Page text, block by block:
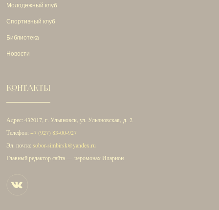
Молодежный клуб
Спортивный клуб
Библиотека
Новости
КОНТАКТЫ
Адрес: 432017, г. Ульяновск, ул. Ульяновская, д. 2
Телефон:+7 (927) 83-00-927
Эл. почта: sobor-simbirsk@yandex.ru
Главный редактор сайта — иеромонах Иларион